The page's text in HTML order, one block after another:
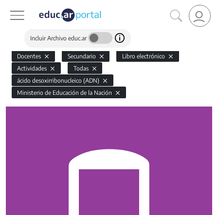
Incluir Archivo educ.ar
Docentes Secundario
Libro electrónico
Actividades
Todas
ácido desoxirribonucleico (ADN)
Ministerio de Educación de la Nación